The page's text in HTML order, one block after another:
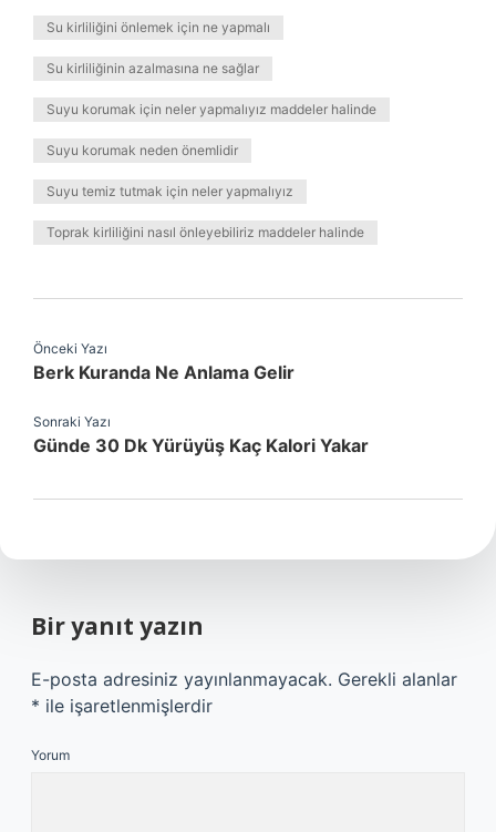
Su kirliliğini önlemek için ne yapmalı
Su kirliliğinin azalmasına ne sağlar
Suyu korumak için neler yapmalıyız maddeler halinde
Suyu korumak neden önemlidir
Suyu temiz tutmak için neler yapmalıyız
Toprak kirliliğini nasıl önleyebiliriz maddeler halinde
Önceki Yazı
Berk Kuranda Ne Anlama Gelir
Sonraki Yazı
Günde 30 Dk Yürüyüş Kaç Kalori Yakar
Bir yanıt yazın
E-posta adresiniz yayınlanmayacak. Gerekli alanlar
* ile işaretlenmişlerdir
Yorum